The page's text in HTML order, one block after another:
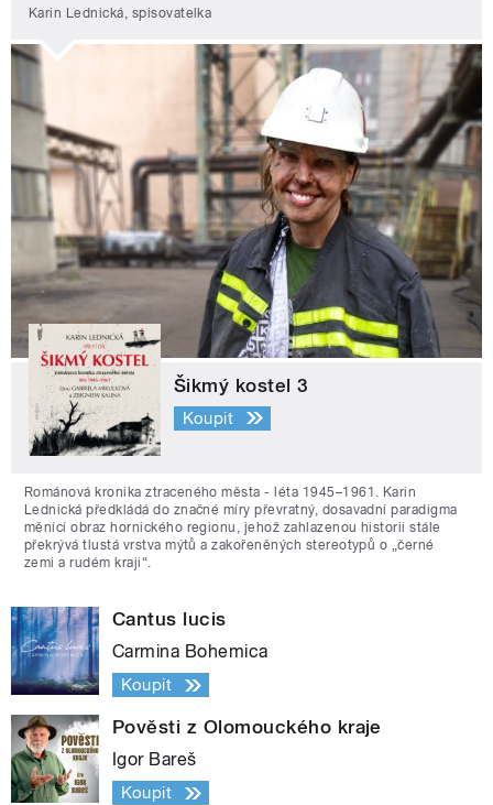
Karin Lednická, spisovatelka
Šikmý kostel 3
Koupit
Románová kronika ztraceného města - léta 1945–1961. Karin
Lednická předkládá do značné míry převratný, dosavadní paradigma
měnící obraz hornického regionu, jehož zahlazenou historii stále
překrývá tlustá vrstva mýtů a zakořeněných stereotypů o „černé
zemi a rudém kraji“.
Cantus lucis
Carmina Bohemica
Koupit
Pověsti z Olomouckého kraje
Igor Bareš
Koupit